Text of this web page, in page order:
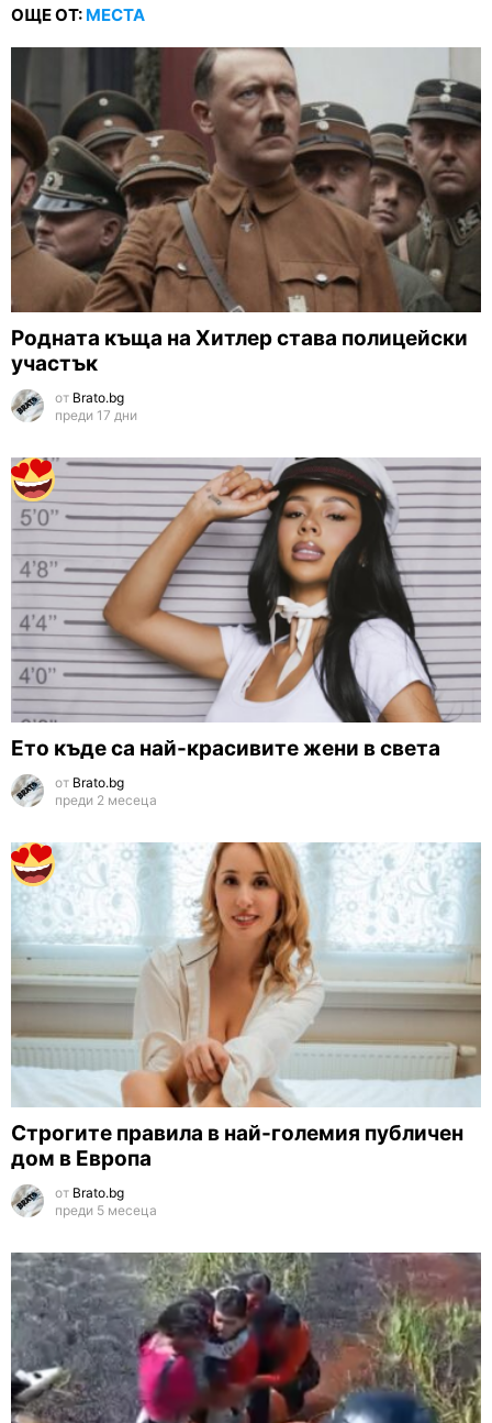
ОЩЕ ОТ: МЕСТА
Родната къща на Хитлер става полицейски
участък
от Brato.bg
преди 17 дни
Eто къде са най-красивите жени в света
от Brato.bg
преди 2 месеца
Строгите правила в най-големия публичен
дом в Европа
от Brato.bg
преди 5 месеца